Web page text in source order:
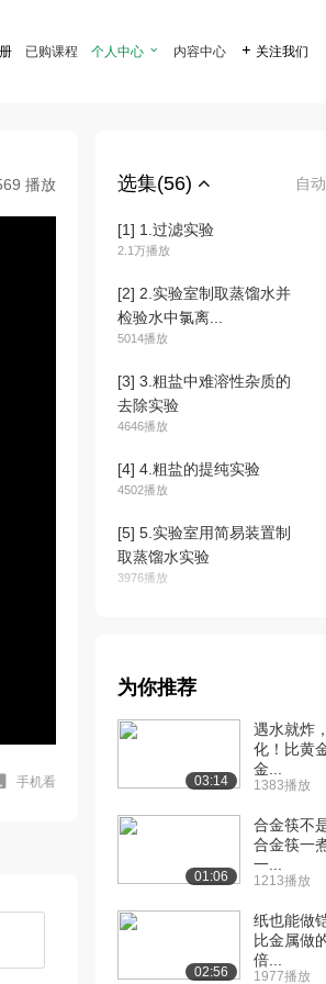
已购课程 个人中心  内容中心  关注我们
播放
手机看
选集(56) 自
[1] 1.过滤实验
2.1万播放
[2] 2.实验室制取蒸馏水并
检验水中氯离...
5014播放
[3] 3.粗盐中难溶性杂质的
去除实验
4646播放
[4] 4.粗盐的提纯实验
4502播放
[5] 5.实验室用简易装置制
取蒸馏水实验
3976播放
3158播放
[8] 8.检验粗盐中硫酸根离
2656播放
[9] 9.含有杂质的工业乙醇
的蒸馏实验
[10] 10.检验自来水中的氯
为你推荐
03:14
遇水就炸
化！比黄
金...
1383播放
01:06
合金筷不
合金筷一
一...
1213播放
02:56
纸也能做
比金属做
倍...
1977播放